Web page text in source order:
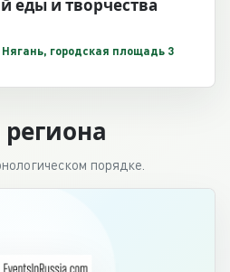
еды и творчества
городская площадь 3
порядке.